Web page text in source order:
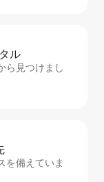
ル
ら見つけまし
を備えていま